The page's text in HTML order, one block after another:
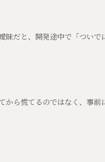
昧だと、開発途中で「ついで
ら慌てるのではなく、事前